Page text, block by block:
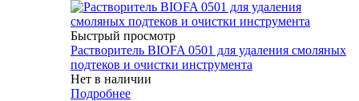
Быстрый просмотр
Растворитель BIOFA 0501 для удаления смоляных
подтеков и очистки инструмента
Нет в наличии
Подробнее